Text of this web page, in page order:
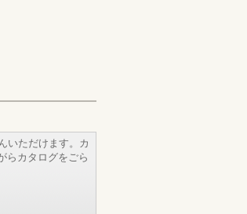
いただけます。カ
らカタログをごら